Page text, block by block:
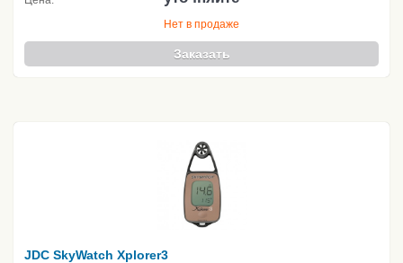
Нет в продаже
Заказать
JDC SkyWatch Xplorer3